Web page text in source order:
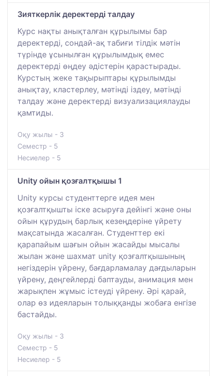
Зияткерлік деректерді талдау
Курс нақты анықталған құрылымы бар
деректерді, сондай-ақ табиғи тілдік мәтін
түрінде ұсынылған құрылымдық емес
деректерді өңдеу әдістерін қарастырады.
Курстың жеке тақырыптары құрылымды
анықтау, кластерлеу, мәтінді іздеу, мәтінді
талдау және деректерді визуализациялауды
қамтиды.
Оқу жылы - 3
Семестр - 5
Несиелер - 5
Unity ойын қозғалтқышы 1
Unity курсы студенттерге идея мен
қозғалтқышты іске асыруға дейінгі және оны
ойын құрудың барлық кезеңдеріне үйрету
мақсатында жасалған. Студенттер екі
қарапайым шағын ойын жасайды мысалы
жылан және шахмат unity қозғалтқышының
негіздерін үйрену, бағдарламалау дағдыларын
үйрену, деңгейлерді баптауды, анимация мен
жарықпен жұмыс істеуді үйрену. Әрі қарай,
олар өз идеяларын толыққанды жобаға енгізе
бастайды.
Оқу жылы - 3
Семестр - 5
Несиелер - 5